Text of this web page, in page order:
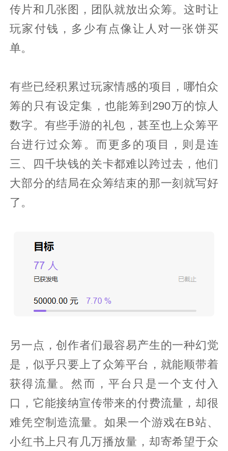
传片和几张图，团队就放出众筹。这时让
玩家付钱，多少有点像让人对一张饼买
单。
有些已经积累过玩家情感的项目，哪怕众
筹的只有设定集，也能筹到290万的惊人
数字。有些手游的礼包，甚至也上众筹平
台进行过众筹。而更多的项目，则是连
三、四千块钱的关卡都难以跨过去，他们
大部分的结局在众筹结束的那一刻就写好
了。
另一点，创作者们最容易产生的一种幻觉
是，似乎只要上了众筹平台，就能顺带着
获得流量。然而，平台只是一个支付入
口，它能接纳宣传带来的付费流量，却很
难凭空制造流量。如果一个游戏在B站、
小红书上只有几万播放量，却寄希望于众